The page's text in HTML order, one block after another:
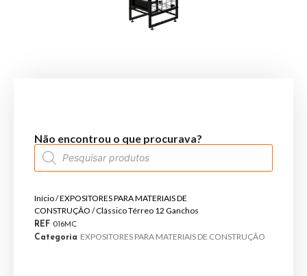
Não encontrou o que procurava?
Início/EXPOSITORES PARA MATERIAIS DE
CONSTRUÇÃO / Clássico Térreo 12 Ganchos
REF 016MC
Categoria EXPOSITORES PARA MATERIAIS DE CONSTRUÇÃO